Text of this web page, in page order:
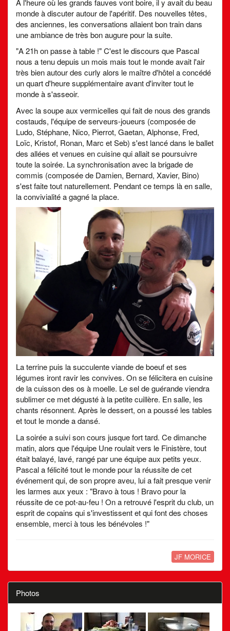
monde à discuter autour de l'apéritif. Des nouvelles têtes,
des anciennes, les conversations allaient bon train dans
une ambiance de très bon augure pour la suite.
"A 21h on passe à table !" C'est le discours que Pascal
nous a tenu depuis un mois mais tout le monde avait l'air
très bien autour des curly alors le maître d'hôtel a concédé
un quart d'heure supplémentaire avant d'inviter tout le
monde à s'asseoir.
Avec la soupe aux vermicelles qui fait de nous des grands
costauds, l'équipe de serveurs-joueurs (composée de
Ludo, Stéphane, Nico, Pierrot, Gaetan, Alphonse, Fred,
Loïc, Kristof, Ronan, Marc et Seb) s'est lancé dans le ballet
des allées et venues en cuisine qui allait se poursuivre
toute la soirée. La synchronisation avec la brigade de
commis (composée de Damien, Bernard, Xavier, Bino)
s'est faite tout naturellement. Pendant ce temps là en salle,
la convivialité a gagné la place.
La terrine puis la succulente viande de boeuf et ses
légumes iront ravir les convives. On se félicitera en cuisine
de la cuisson des os à moelle. Le sel de guérande viendra
sublimer ce met dégusté à la petite cuillère. En salle, les
chants résonnent. Après le dessert, on a poussé les tables
et tout le monde a dansé.
La soirée a suivi son cours jusque fort tard. Ce dimanche
matin, alors que l'équipe Une roulait vers le Finistère, tout
était balayé, lavé, rangé par une équipe aux petits yeux.
Pascal a félicité tout le monde pour la réussite de cet
événement qui, de son propre aveu, lui a fait presque venir
les larmes aux yeux : "Bravo à tous ! Bravo pour la
réussite de ce pot-au-feu ! On a retrouvé l'esprit du club, un
esprit de copains qui s'investissent et qui font des choses
ensemble, merci à tous les bénévoles !"
JF MORICE
Photos